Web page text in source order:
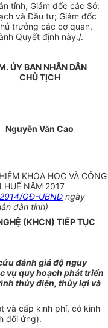
tỉnh, Giám đốc các Sở:
và Đầu tư; Giám đốc
trưởng các cơ quan,
Quyết định này./.
ỦY BAN NHÂN DÂN
CHỦ TỊCH
Nguyễn Văn Cao
KHOA HỌC VÀ CÔNG
HUẾ NĂM 2017
2914/QĐ-UBND ngày
dân tỉnh)
(KHCN) TIẾP TỤC
đánh giáđộ nguy
vụ quy hoạch phát triển
thủy điện, thủy lợi và
và cấp kinh phí, có kinh
đối ứng).